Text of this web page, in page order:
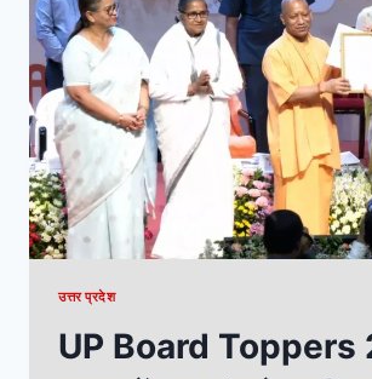
उत्तर प्रदेश
UP Board Toppers